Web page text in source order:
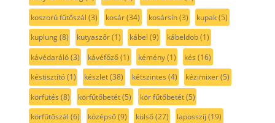
koszorú fűtőszál (3) kosár(34) kosársín(3) kupak(5)
kuplung(8) kutyaszőr(1) kábel (9) kábeldob(1)
kávédaráló(3) kávéfőző(1) kémény(1) kés (16)
késtisztító(1) készlet(38) kétszintes (4) kézimixer(5)
körfütés (8) körfűtőbetét(5) kör fűtőbetét(5)
körfűtőszál (6) középső(9) külső(27) laposszíj (19)